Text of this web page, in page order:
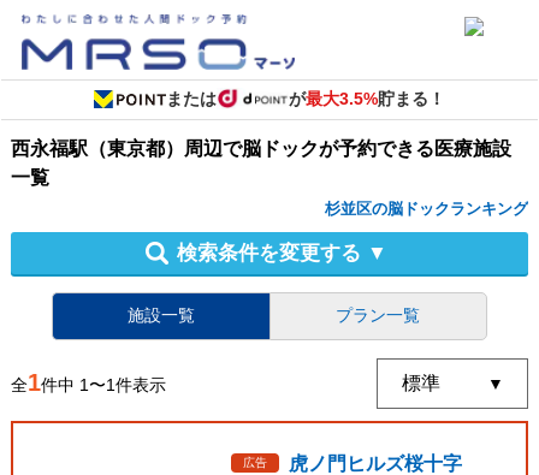
または が最大3.5%貯まる！
西永福駅（東京都）周辺で脳ドックが予約できる医療施設
一覧
杉並区の脳ドックランキング
検索条件を変更する ▼
施設一覧 プラン一覧
全1件中 1〜1件表示
広告
虎ノ門ヒルズ桜十字